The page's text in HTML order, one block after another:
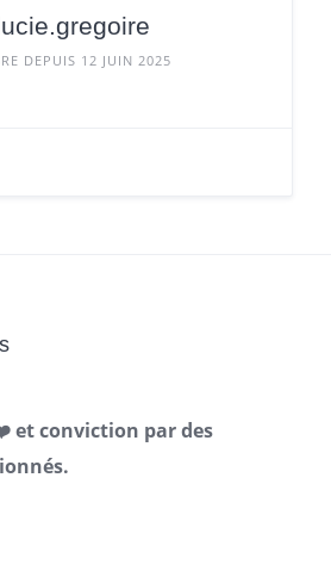
DEPUIS 12 JUIN 2025
et conviction par des